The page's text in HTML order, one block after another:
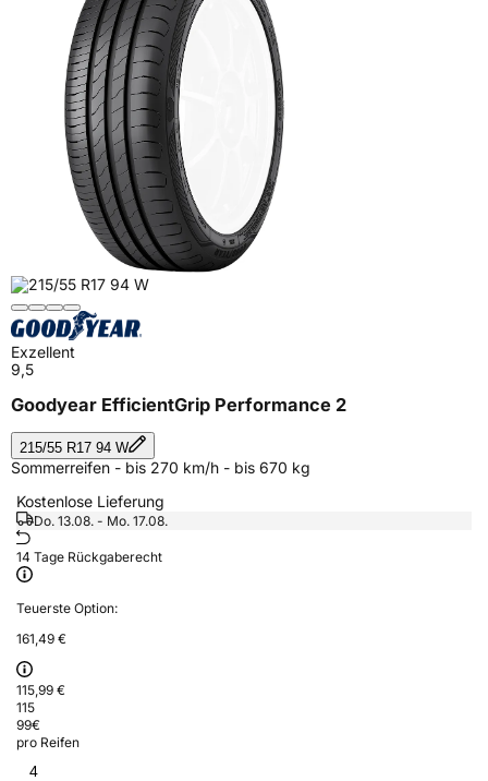
Exzellent
9,5
Goodyear EfficientGrip Performance 2
215/55 R17 94 W
Sommerreifen - bis 270 km/h - bis 670 kg
Kostenlose Lieferung
Do. 13.08. - Mo. 17.08.
14 Tage Rückgaberecht
Teuerste Option:
161,49 €
115,99 €
115
99€
pro Reifen
4